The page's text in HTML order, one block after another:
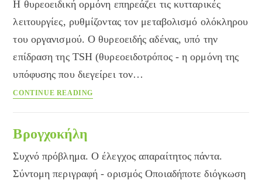
Η θυρεοειδική ορμόνη επηρεάζει τις κυτταρικές
λειτουργίες, ρυθμίζοντας τον μεταβολισμό ολόκληρου
του οργανισμού. Ο θυρεοειδής αδένας, υπό την
επίδραση της TSH (θυρεοειδοτρόπος - η ορμόνη της
υπόφυσης που διεγείρει τον…
CONTINUE READING
θυρεοειδή
αδένα
Βρογχοκήλη
Συχνό πρόβλημα. Ο έλεγχος απαραίτητος πάντα.
Σύντομη περιγραφή - ορισμός Οποιαδήποτε διόγκωση